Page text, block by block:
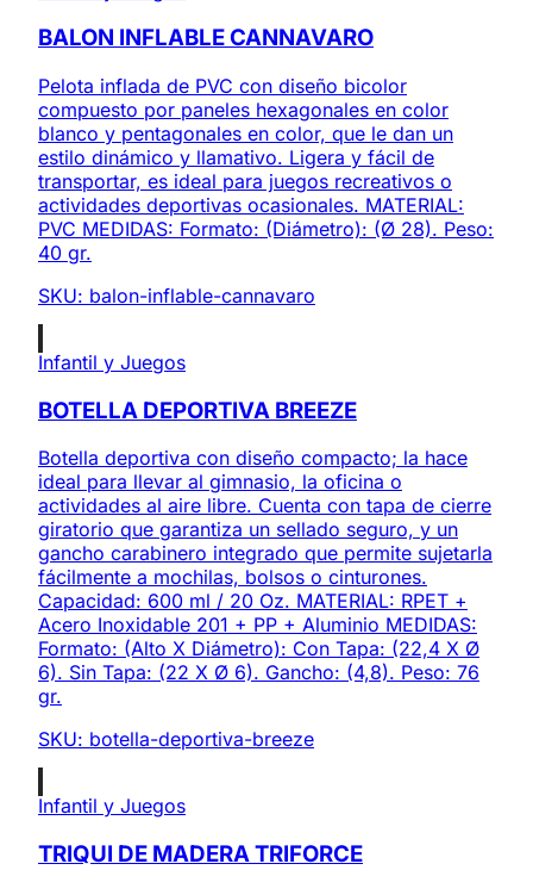
BALON INFLABLE CANNAVARO
Pelota inflada de PVC con diseño bicolor
compuesto por paneles hexagonales en color
blanco y pentagonales en color, que le dan un
estilo dinámico y llamativo. Ligera y fácil de
transportar, es ideal para juegos recreativos o
actividades deportivas ocasionales. MATERIAL:
PVC MEDIDAS: Formato: (Diámetro): (Ø 28). Peso:
40 gr.
SKU: balon-inflable-cannavaro
Infantil y Juegos
BOTELLA DEPORTIVA BREEZE
Botella deportiva con diseño compacto; la hace
ideal para llevar al gimnasio, la oficina o
actividades al aire libre. Cuenta con tapa de cierre
giratorio que garantiza un sellado seguro, y un
gancho carabinero integrado que permite sujetarla
fácilmente a mochilas, bolsos o cinturones.
Capacidad: 600 ml / 20 Oz. MATERIAL: RPET +
Acero Inoxidable 201 + PP + Aluminio MEDIDAS:
Formato: (Alto X Diámetro): Con Tapa: (22,4 X Ø
6). Sin Tapa: (22 X Ø 6). Gancho: (4,8). Peso: 76
gr.
SKU: botella-deportiva-breeze
Infantil y Juegos
TRIQUI DE MADERA TRIFORCE